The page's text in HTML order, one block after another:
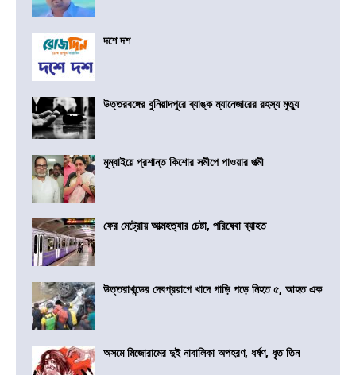
দশে দশ
উত্তরবঙ্গের বুনিয়াদপুরে ব্যাঙ্ক ম্যানেজারের রহস্য মৃত্যু
মুম্বাইয়ে প্রশান্ত কিশোর সমীপে পাওয়ার পত্মী
ফের মেট্রোয় আত্মহত্যার চেষ্টা, পরিষেবা ব্যাহত
উত্তরাখন্ডের দেবপ্রয়াগে খাদে গাড়ি পড়ে নিহত ৫, আহত এক
অসমে মিজোরামের দুই নাবালিকা অপহরণ, ধর্ষণ, ধৃত তিন